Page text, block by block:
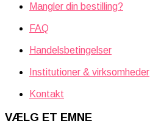
Mangler din bestilling?
FAQ
Handelsbetingelser
Institutioner & virksomheder
Kontakt
VÆLG ET EMNE